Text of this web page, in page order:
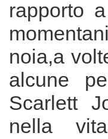
rapporto
noia,a
alcune
Scarlett
nella